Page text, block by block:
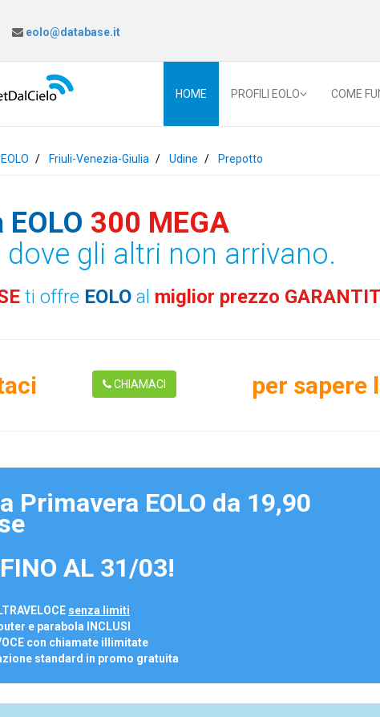
eolo@database.it
HOME PROFILI EOLO COME
Friuli-Venezia-Giulia Udine Prepotto
EOLO 300 MEGA
dove gli altri non arrivano.
ti offre EOLO al miglior prezzo
CHIAMACI per sapere
Primavera EOLO da 19,90
AL 31/03!
senza limiti
e parabola INCLUSI
con chiamate illimitate
standard in promo gratuita